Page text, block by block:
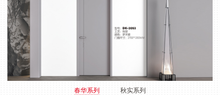
春华系列 秋实系列